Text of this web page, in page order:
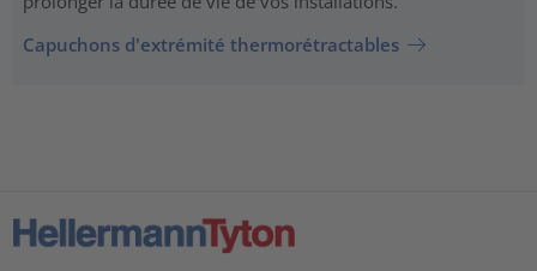
Capuchons d'extrémité thermorétractables